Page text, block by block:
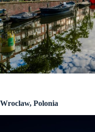
Wroclaw, Polonia